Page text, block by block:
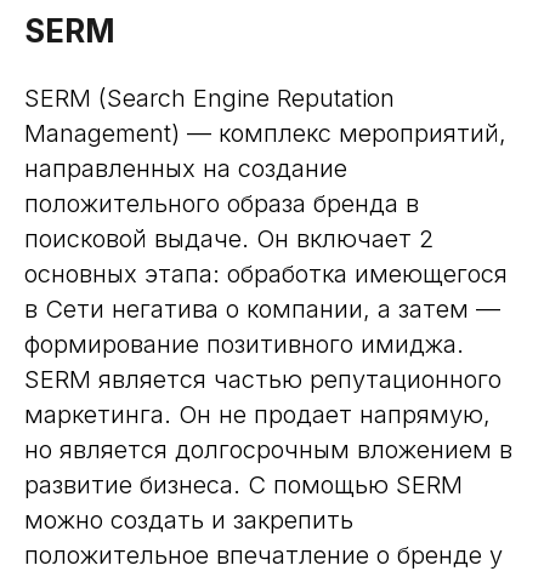
SERM
SERM (Search Engine Reputation
Management) — комплекс мероприятий,
направленных на создание
положительного образа бренда в
поисковой выдаче. Он включает 2
основных этапа: обработка имеющегося
в Сети негатива о компании, а затем —
формирование позитивного имиджа.
SERM является частью репутационного
маркетинга. Он не продает напрямую,
но является долгосрочным вложением в
развитие бизнеса. С помощью SERM
можно создать и закрепить
положительное впечатление о бренде у